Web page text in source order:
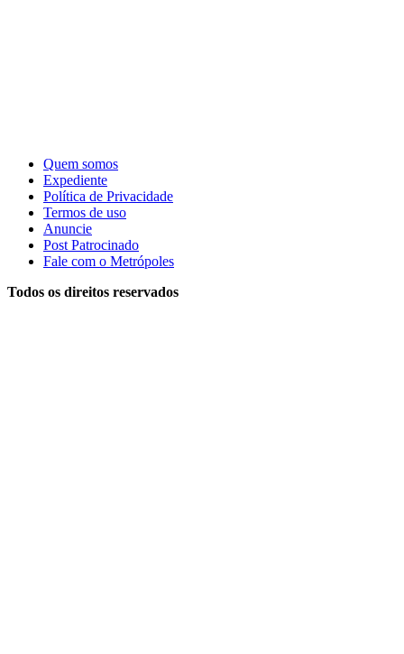
Quem somos
Expediente
Política de Privacidade
Termos de uso
Anuncie
Post Patrocinado
Fale com o Metrópoles
Todos os direitos reservados